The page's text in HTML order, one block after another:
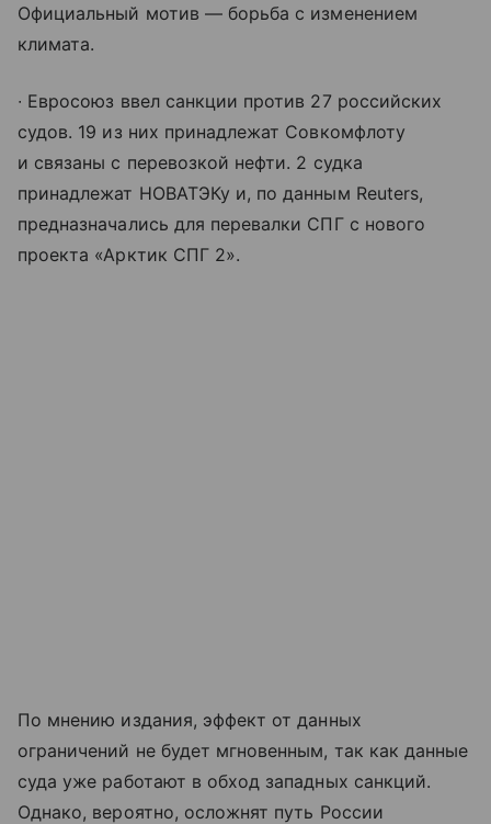
Официальный мотив — борьба с изменением
климата.
∙ Евросоюз ввел санкции против 27 российских
судов. 19 из них принадлежат Совкомфлоту
и связаны с перевозкой нефти. 2 судка
принадлежат НОВАТЭКу и, по данным Reuters,
предназначались для перевалки СПГ с нового
проекта «Арктик СПГ 2».
По мнению издания, эффект от данных
ограничений не будет мгновенным, так как данные
суда уже работают в обход западных санкций.
Однако, вероятно, осложнят путь России